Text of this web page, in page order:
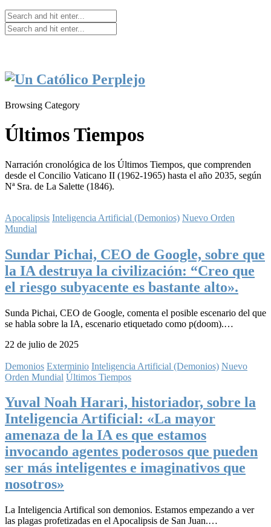
Browsing Category
Últimos Tiempos
Narración cronológica de los Últimos Tiempos, que comprenden
desde el Concilio Vaticano II (1962-1965) hasta el año 2035, según
Nª Sra. de La Salette (1846).
Apocalipsis Inteligencia Artificial (Demonios) Nuevo Orden
Mundial
Sundar Pichai, CEO de Google, sobre que
la IA destruya la civilización: “Creo que
el riesgo subyacente es bastante alto».
Sunda Pichai, CEO de Google, comenta el posible escenario del que
se habla sobre la IA, escenario etiquetado como p(doom).…
22 de julio de 2025
Demonios Exterminio Inteligencia Artificial (Demonios) Nuevo
Orden Mundial Últimos Tiempos
Yuval Noah Harari, historiador, sobre la
Inteligencia Artificial: «La mayor
amenaza de la IA es que estamos
invocando agentes poderosos que pueden
ser más inteligentes e imaginativos que
nosotros»
La Inteligencia Artifical son demonios. Estamos empezando a ver
las plagas profetizadas en el Apocalipsis de San Juan.…